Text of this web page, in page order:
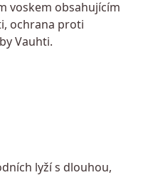
voskem obsahujícím
ochrana proti
Vauhti.
lyží s dlouhou,